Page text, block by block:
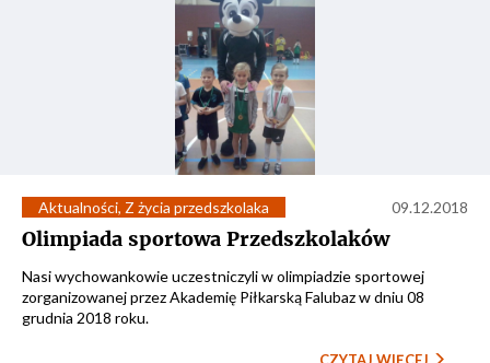
Aktualności, Z życia przedszkolaka 09.12.2018
Olimpiada sportowa Przedszkolaków
Nasi wychowankowie uczestniczyli w olimpiadzie sportowej
zorganizowanej przez Akademię Piłkarską Falubaz w dniu 08
grudnia 2018 roku.